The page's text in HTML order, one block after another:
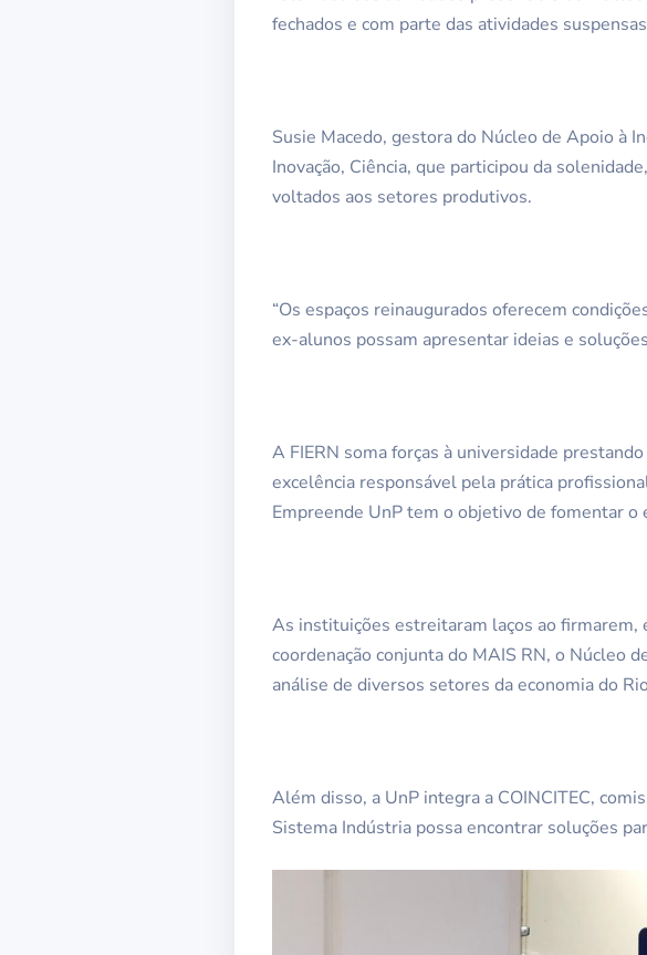
fechados e com parte das atividades
Susie Macedo, gestora do Núcleo de Apoio à
Inovação, Ciência, que participou da
voltados aos setores produtivos.
“Os espaços reinaugurados oferecem
ex-alunos possam apresentar ideias e
A FIERN soma forças à universidade
excelência responsável pela prática
Empreende UnP tem o objetivo de fomentar
As instituições estreitaram laços ao firmarem,
coordenação conjunta do MAIS RN, o Núcleo
análise de diversos setores da economia do
Além disso, a UnP integra a COINCITEC,
Sistema Indústria possa encontrar soluções